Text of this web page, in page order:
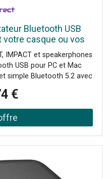
Bluetooth USB
casque ou vos
à votre PC ou
et profitez
IMPACT et speakerphones
USB pour PC et Mac
simple Bluetooth 5.2 avec
EPOS compatibles
appels et la musique
€